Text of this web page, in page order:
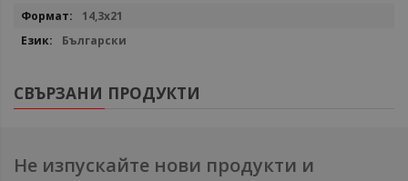
14,3х21
Български
СВЪРЗАНИ ПРОДУКТИ
Не изпускайте нови продукти и